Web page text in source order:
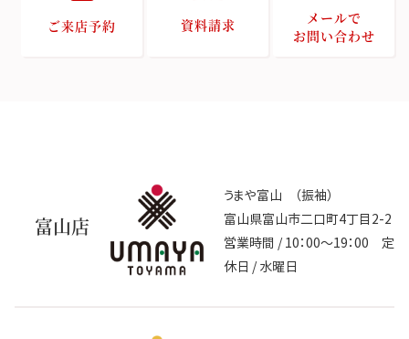
ご来店予約 資料請求
メールで
お問い合わせ
富山店
うまや富山 （振袖）
富山県富山市二口町4丁目2-2
営業時間 / 10：00～19：00 定
休日 / 水曜日